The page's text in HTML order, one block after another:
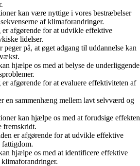
kan være nyttige i vores bestræbelser
af klimaforandringer.
afgørende for at udvikle effektive
lidelser.
peger på, at øget adgang til uddannelse kan
hjælpe os med at belyse de underliggende
afgørende for at evaluere effektiviteten af
en sammenhæng mellem lavt selvværd og
kan hjælpe os med at forudsige effekten
fremskridt.
er afgørende for at udvikle effektive
fattigdom.
hjælpe os med at identificere effektive